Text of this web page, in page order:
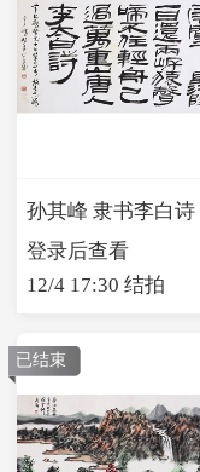
孙其峰 隶书李白诗
登录后查看
12/4 17:30 结拍
已结束